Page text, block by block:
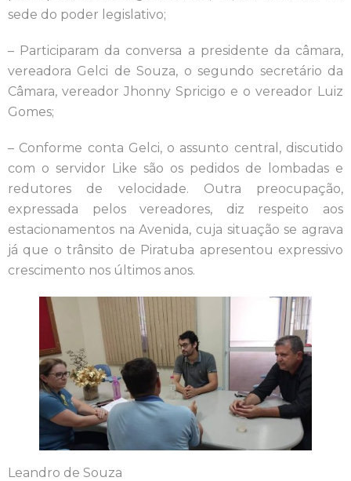
sede do poder legislativo;
– Participaram da conversa a presidente da câmara,
vereadora Gelci de Souza, o segundo secretário da
Câmara, vereador Jhonny Spricigo e o vereador Luiz
Gomes;
– Conforme conta Gelci, o assunto central, discutido
com o servidor Like são os pedidos de lombadas e
redutores de velocidade. Outra preocupação,
expressada pelos vereadores, diz respeito aos
estacionamentos na Avenida, cuja situação se agrava
já que o trânsito de Piratuba apresentou expressivo
crescimento nos últimos anos.
Leandro de Souza